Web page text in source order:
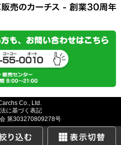
Co., Ltd.
に基づく表記
第303270809278号